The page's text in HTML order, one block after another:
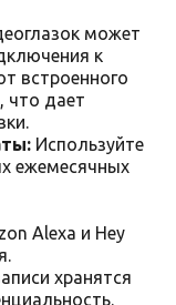
может
к
встроенного
что дает
Используйте
ежемесячных
Alexa и Hey
хранятся